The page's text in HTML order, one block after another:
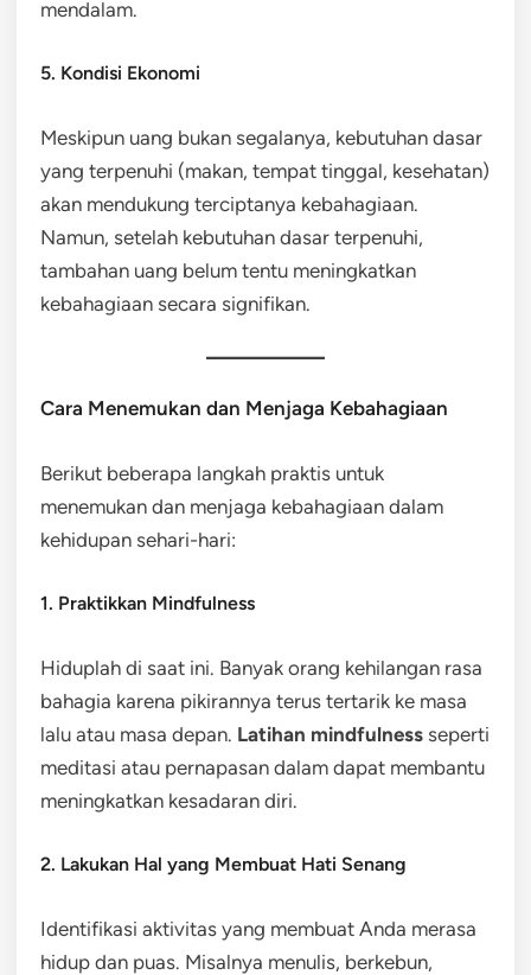
mendalam.
5. Kondisi Ekonomi
Meskipun uang bukan segalanya, kebutuhan dasar
yang terpenuhi (makan, tempat tinggal, kesehatan)
akan mendukung terciptanya kebahagiaan.
Namun, setelah kebutuhan dasar terpenuhi,
tambahan uang belum tentu meningkatkan
kebahagiaan secara signifikan.
Cara Menemukan dan Menjaga Kebahagiaan
Berikut beberapa langkah praktis untuk
menemukan dan menjaga kebahagiaan dalam
kehidupan sehari-hari:
1. Praktikkan Mindfulness
Hiduplah di saat ini. Banyak orang kehilangan rasa
bahagia karena pikirannya terus tertarik ke masa
lalu atau masa depan. Latihan mindfulness seperti
meditasi atau pernapasan dalam dapat membantu
meningkatkan kesadaran diri.
2. Lakukan Hal yang Membuat Hati Senang
Identifikasi aktivitas yang membuat Anda merasa
hidup dan puas. Misalnya menulis, berkebun,